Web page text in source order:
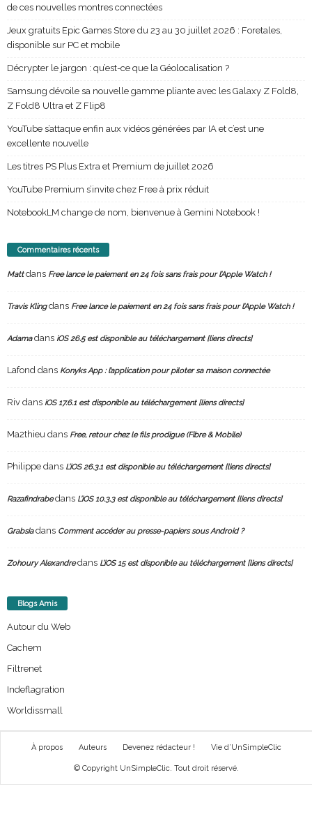
de ces nouvelles montres connectées
Jeux gratuits Epic Games Store du 23 au 30 juillet 2026 : Foretales,
disponible sur PC et mobile
Décrypter le jargon : qu’est-ce que la Géolocalisation ?
Samsung dévoile sa nouvelle gamme pliante avec les Galaxy Z Fold8,
Z Fold8 Ultra et Z Flip8
YouTube s’attaque enfin aux vidéos générées par IA et c’est une
excellente nouvelle
Les titres PS Plus Extra et Premium de juillet 2026
YouTube Premium s’invite chez Free à prix réduit
NotebookLM change de nom, bienvenue à Gemini Notebook !
Commentaires récents
Mattdans Free lance le paiement en 24 fois sans frais pour l’Apple Watch !
Travis Klingdans Free lance le paiement en 24 fois sans frais pour l’Apple Watch !
Adamadans iOS 26.5 est disponible au téléchargement [liens directs]
Lafond dans Konyks App : l’application pour piloter sa maison connectée
Riv dans iOS 17.6.1 est disponible au téléchargement [liens directs]
Ma2thieu dans Free, retour chez le fils prodigue (Fibre & Mobile)
Philippe dans L’iOS 26.3.1 est disponible au téléchargement [liens directs]
Razafindrabedans L’iOS 10.3.3 est disponible au téléchargement [liens directs]
Grabsiadans Comment accéder au presse-papiers sous Android ?
Zohoury Alexandredans L’iOS 15 est disponible au téléchargement [liens directs]
Blogs Amis
Autour du Web
Cachem
Filtrenet
Indeflagration
Worldissmall
À propos Auteurs Devenez rédacteur ! Vie d’UnSimpleClic
© Copyright UnSimpleClic. Tout droit réservé.